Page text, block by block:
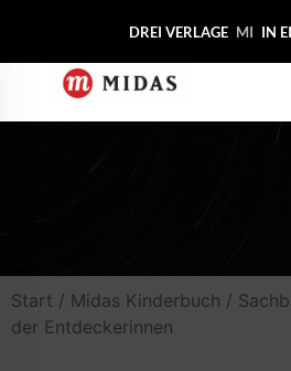
DREI VERLAGE MIDAS CO
Start / Midas Kinderbuch /
der Entdeckerinnen